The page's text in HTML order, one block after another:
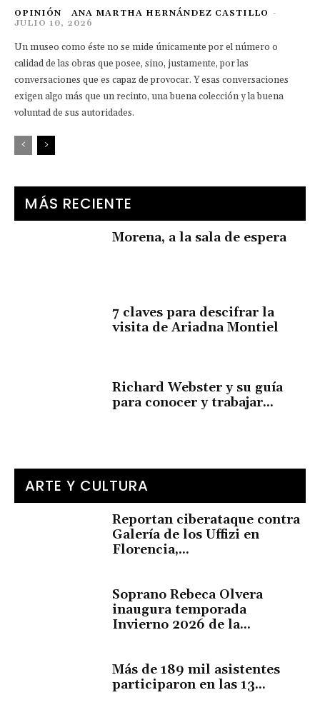
OPINIÓN ANA MARTHA HERNÁNDEZ CASTILLO -
JULIO 10, 2026
Un museo como éste no se mide únicamente por el número o
calidad de las obras que posee, sino, justamente, por las
conversaciones que es capaz de provocar. Y esas conversaciones
exigen algo más que un recinto, una buena colección y la buena
voluntad de sus autoridades.
MÁS RECIENTE
Morena, a la sala de espera
7 claves para descifrar la
visita de Ariadna Montiel
Richard Webster y su guía
para conocer y trabajar...
ARTE Y CULTURA
Reportan ciberataque contra
Galería de los Uffizi en
Florencia,...
Soprano Rebeca Olvera
inaugura temporada
Invierno 2026 de la...
Más de 189 mil asistentes
participaron en las 13...